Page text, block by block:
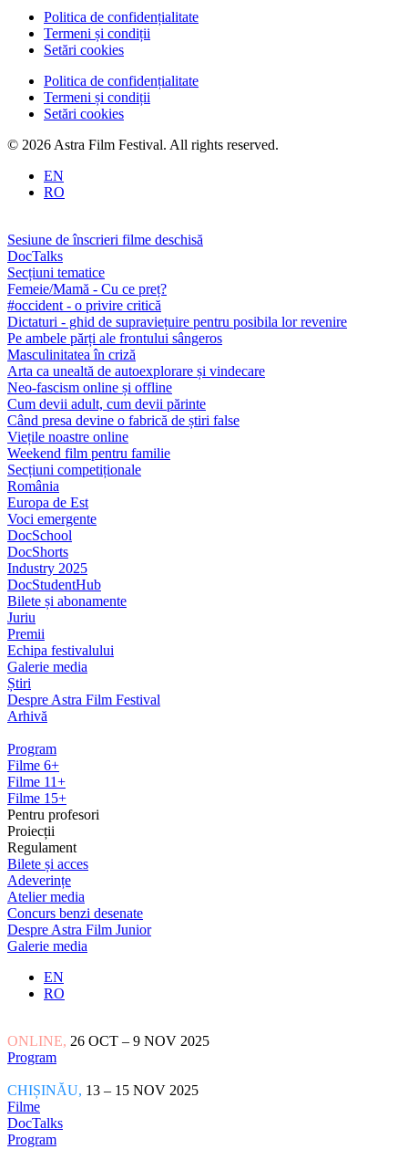
Politica de confidențialitate
Termeni și condiții
Setări cookies
Politica de confidențialitate
Termeni și condiții
Setări cookies
© 2026 Astra Film Festival. All rights reserved.
EN
RO
Sesiune de înscrieri filme deschisă
DocTalks
Secțiuni tematice
Femeie/Mamă - Cu ce preț?
#occident - o privire critică
Dictaturi - ghid de supraviețuire pentru posibila lor revenire
Pe ambele părți ale frontului sângeros
Masculinitatea în criză
Arta ca unealtă de autoexplorare și vindecare
Neo-fascism online și offline
Cum devii adult, cum devii părinte
Când presa devine o fabrică de știri false
Viețile noastre online
Weekend film pentru familie
Secțiuni competiționale
România
Europa de Est
Voci emergente
DocSchool
DocShorts
Industry 2025
DocStudentHub
Bilete și abonamente
Juriu
Premii
Echipa festivalului
Galerie media
Știri
Despre Astra Film Festival
Arhivă
Program
Filme 6+
Filme 11+
Filme 15+
Pentru profesori
Proiecții
Regulament
Bilete și acces
Adeverințe
Atelier media
Concurs benzi desenate
Despre Astra Film Junior
Galerie media
EN
RO
ONLINE, 26 OCT – 9 NOV 2025
Program
CHIȘINĂU, 13 – 15 NOV 2025
Filme
DocTalks
Program